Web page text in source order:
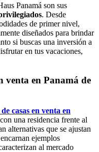
Panamá son sus
. Desde
de primer nivel,
diseñados para brindar
si buscas una inversión a
en tus vacaciones,
venta en Panamá de
casas en venta en
una residencia frente al
alternativas que se ajustan
ejemplos
al mercado